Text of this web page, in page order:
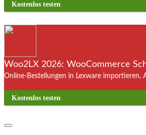
Kostenlos testen
Woo2LX 2026: WooCommerce
Online-Bestellungen in Lexware
Kostenlos testen